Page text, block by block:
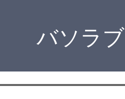
バソラブ